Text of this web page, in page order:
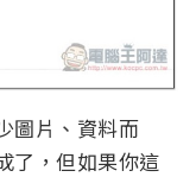
圖片、資料而
了，但如果你這